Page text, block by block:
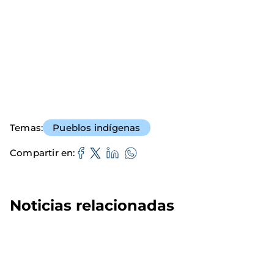
Temas Pueblos indígenas
Compartir en
Noticias relacionadas